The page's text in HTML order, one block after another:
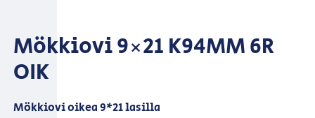
Mökkiovi 9×21 K94MM 6R
OIK
Mökkiovi oikea 9*21 lasilla